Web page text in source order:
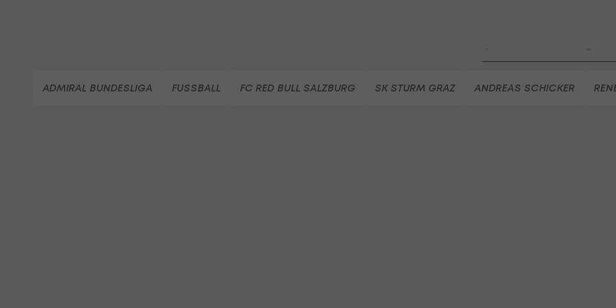
ADMIRAL BUNDESLIGA FUSSBALL FC RED BULL SALZBURG SK STURM GRAZ ANDREAS SCHICKER